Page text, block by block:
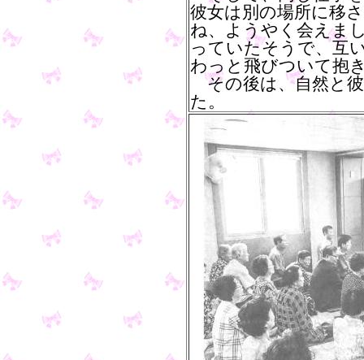
彼女は別の場所に移
ね、ようやく会えま
っていたそうで、互
わっと飛びついて抱
その後は、自然と
た。